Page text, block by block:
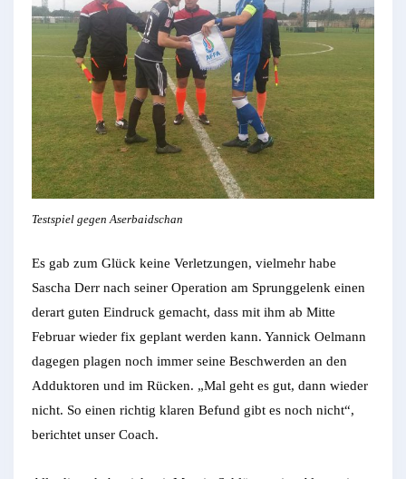
Testspiel gegen Aserbaidschan
Es gab zum Glück keine Verletzungen, vielmehr habe
Sascha Derr nach seiner Operation am Sprunggelenk einen
derart guten Eindruck gemacht, dass mit ihm ab Mitte
Februar wieder fix geplant werden kann. Yannick Oelmann
dagegen plagen noch immer seine Beschwerden an den
Adduktoren und im Rücken. „Mal geht es gut, dann wieder
nicht. So einen richtig klaren Befund gibt es noch nicht“,
berichtet unser Coach.